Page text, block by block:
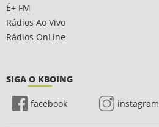
É+ FM
Rádios Ao Vivo
Rádios OnLine
SIGA O KBOING
facebook instagram